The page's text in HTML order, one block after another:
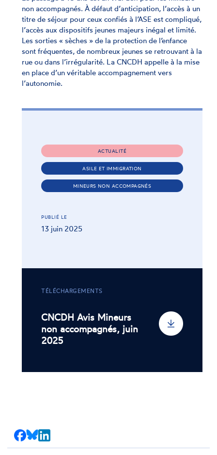
non accompagnés. À défaut d’anticipation, l’accès à un
titre de séjour pour ceux confiés à l’ASE est compliqué,
l’accès aux dispositifs jeunes majeurs inégal et limité.
Les sorties « sèches » de la protection de l’enfance
sont fréquentes, de nombreux jeunes se retrouvant à la
rue ou dans l’irrégularité. La CNCDH appelle à la mise
en place d’un véritable accompagnement vers
l’autonomie.
ACTUALITÉ
ASILE ET IMMIGRATION
MINEURS NON ACCOMPAGNÉS
PUBLIÉ LE
13 juin 2025
TÉLÉCHARGEMENTS
CNCDH Avis Mineurs
non accompagnés, juin
2025
PartagerPartagerPartager